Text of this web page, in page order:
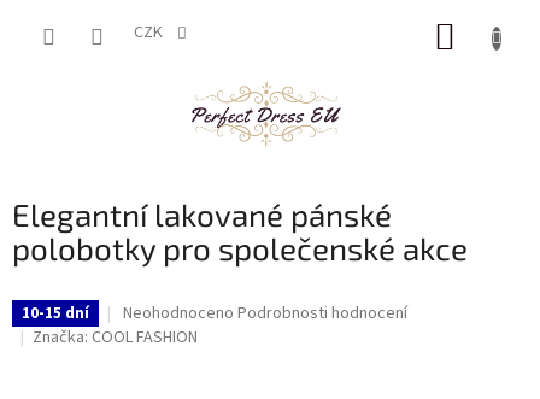
CZK
Elegantní lakované pánské
polobotky pro společenské akce
10-15 dní
Průměrné
hodnocení
Neohodnoceno Podrobnosti hodnocení
Značka: COOL FASHION